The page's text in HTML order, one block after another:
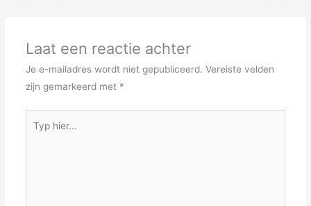
Laat een reactie achter
Je e-mailadres wordt niet gepubliceerd. Vereiste velden
zijn gemarkeerd met *
hier...